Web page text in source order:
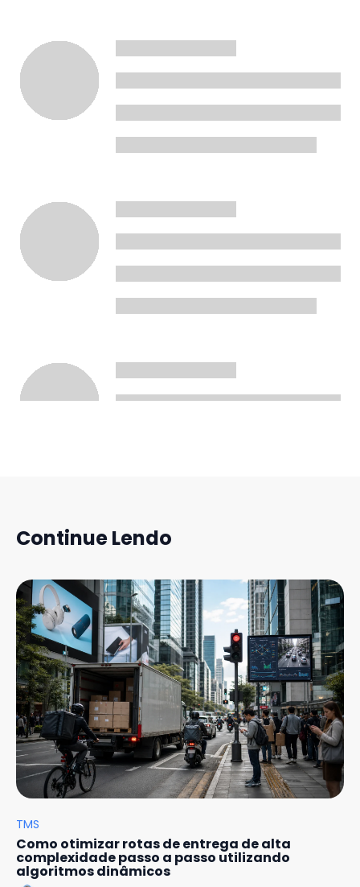
Continue Lendo
TMS
Como otimizar rotas de entrega de alta
complexidade passo a passo utilizando
algoritmos dinâmicos